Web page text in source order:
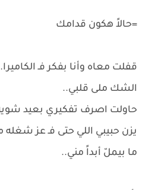
=حالاً هكون قدامك
قفلت معاه وأنا بفكر فـ
الشك ملى قلبي..
حاولت اصرف تفكيري بعيد شويه
يزن حبيبي اللي حتى فـ عز
ما بيملّ أبداً مني..